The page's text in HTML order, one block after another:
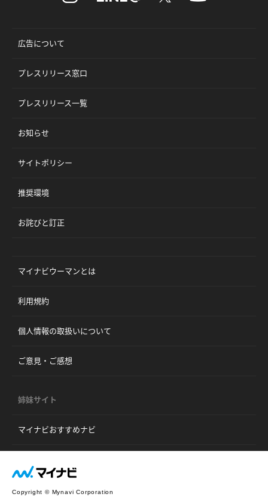
広告について
プレスリリース窓口
プレスリリース一覧
お知らせ
サイトポリシー
推奨環境
お詫びと訂正
マイナビウーマンとは
利用規約
個人情報の取扱いについて
ご意見・ご感想
姉妹サイト
マイナビおすすめナビ
Copyright © Mynavi Corporation